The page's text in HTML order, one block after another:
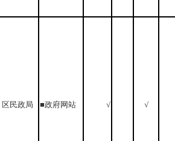
区民政局 ■政府网站 √ √